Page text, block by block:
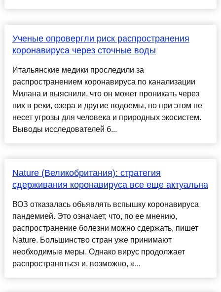
Ученые опровергли риск распространения
коронавируса через сточные воды
Итальянские медики проследили за
распространением коронавируса по канализации
Милана и выяснили, что он может проникать через
них в реки, озера и другие водоемы, но при этом не
несет угрозы для человека и природных экосистем.
Выводы исследователей б...
Nature (Великобритания): стратегия
сдерживания коронавируса все еще актуальна
ВОЗ отказалась объявлять вспышку коронавируса
пандемией. Это означает, что, по ее мнению,
распространение болезни можно сдержать, пишет
Nature. Большинство стран уже принимают
необходимые меры. Однако вирус продолжает
распространяться и, возможно, «...